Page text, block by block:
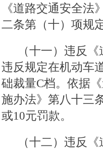
《道路交通安全法
二条第（十）项规
（十一）违反
违反规定在机动车
础裁量C档。依据
施办法》第八十三
或10元罚款。
（十二）违反